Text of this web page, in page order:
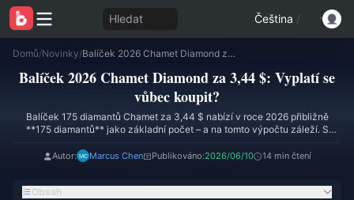
Hledat Čeština /
Domů/Novinky/ Balíček 2026 Chamet Diamond za 3,44 $: Vyplatí se vůbec koupit?
Balíček 2026 Chamet Diamond za 3,44 $: Vyplatí se
vůbec koupit?
Balíček 175 diamantů Chamet za 3,44 $ nabízí v roce 2026 přibližně
**175 diamantů** jako základní počet – a na tomto výpočtu záleží. S
úroveň v celé nabídce, horší je už jen mikrobalíček za 1,99 $. (Poznámka:
aplikaci pro rok 2026 zůstává v rozmezí přibližně 175 základních
Autor: Marcus Chen Publikováno:2026/06/10 14 min čtení
Obsah